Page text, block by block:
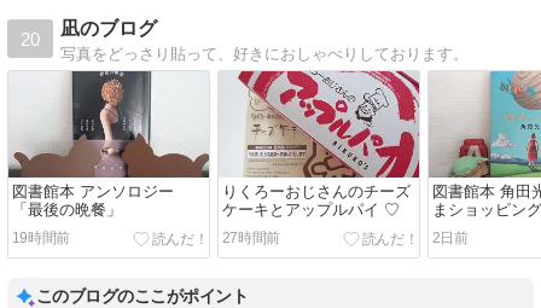
20
凪のブログ
写真をどっさり貼って、好きにおしゃべりしております。
図書館本 アンソロジー
「最後の晩餐」
19時間前
りくろーおじさんのチーズ
ケーキとアップルパイ ♡
27時間前
図書館本 角田
まショッピン
2日前
このブログのここがポイント